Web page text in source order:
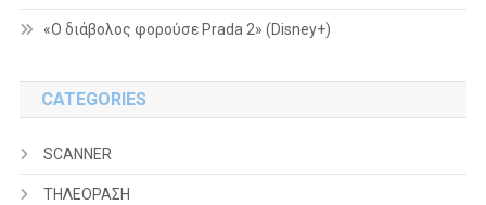
«Ο διάβολος φορούσε Prada 2» (Disney+)
CATEGORIES
SCANNER
ΤΗΛΕΟΡΑΣΗ